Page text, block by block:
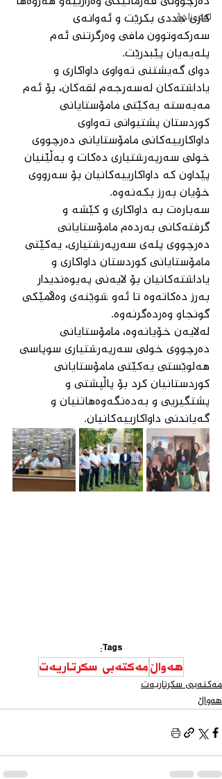
لقی زاخۆ
كاری جددی بكرێت و ئەوانەی
سەركەوتوون مافی وەرگرتنی ئەم
پلەیەیان پێبدرێت.
دوای گەیشتنی تەواوی داواكاری و
یاداشتەكان لەسەرجەم لقەكان، بۆ ئەم
مەبەستە یەكێتی مامۆستایانی
كوردستان پشتیوانی تەواوی
داواكارییەكانی مامۆستایانی دەرچووی
خولی سەرپەرشتیاری دەكات و بەڵێنیان
پێداون كە داواكارییەكانیان بۆ سەرووی
خۆیان بەرز بكەنەوە.
سەبارەت بە داواكاری و كێشە و
گرفتەكانی بەردەم مامۆستایانی
دەرچووی پلەی سەرپەرشتیاری، یەكێتی
مامۆستایانی كوردستان داواكاری و
یاداشتەكانیان بۆ لایەنی پەیوەندیدار
بەرز دەكاتەوە تا ئەو شوێنەی وەڵامێكی
گونجاو وەردەگرنەوە.
لەلایەن خۆیانەوە، مامۆستایانی
دەرچووی خولی سەرپەرشتیاری سوپاسی
هەلوێستی یەكێتی مامۆستایانی
كوردستانیان كرد بۆ پاڵپشتی و
پشتگیریی و بەدەنگەوەهاتنیان و
گەیاندنی داواكارییەكانیان.
Tags:
هەواڵمەكتەبی سكرتاریەت
مەكتەبی سكرتاریەت
هەواڵ